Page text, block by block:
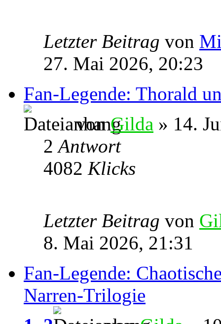
Letzter Beitrag von
27. Mai 2026, 20:23
Fan-Legende: Thorald
vonGilda » 14.
2Antwort
4082 Klicks
Letzter Beitrag von
8. Mai 2026, 21:31
Fan-Legende:
Narren-Trilogie